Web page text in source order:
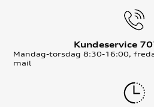
Kundeservice
Mandag-torsdag 8:30-16:00,
mail